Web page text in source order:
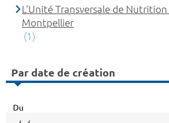
L'Unité Transversale de Nutrition
Montpellier
(1)
Par date de création
Du